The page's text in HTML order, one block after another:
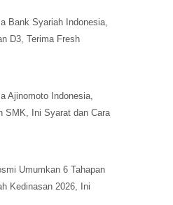
Bank Syariah Indonesia,
D3, Terima Fresh
Ajinomoto Indonesia,
SMK, Ini Syarat dan Cara
Umumkan 6 Tahapan
Kedinasan 2026, Ini